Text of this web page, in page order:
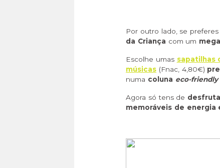
Por outro lado, se
da Criança com um
Escolhe umas sapatilhas
músicas (Fnac, 4,80€)
numa coluna eco-friendly
Agora só tens de
memoráveis de energia